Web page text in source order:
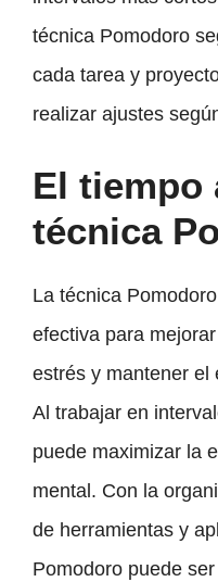
técnica Pomodoro
cada tarea y
realizar ajustes
El tiempo
técnica
La técnica
efectiva para
estrés y mantener el
Al trabajar en
puede maximizar la
mental. Con la
de herramientas y
Pomodoro puede